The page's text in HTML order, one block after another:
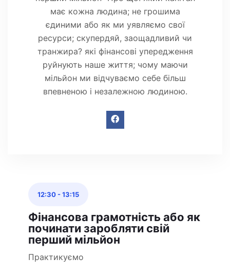
має кожна людина; не грошима
єдиними або як ми уявляємо свої
ресурси; скупердяй, заощадливий чи
транжира? які фінансові упередження
руйнують наше життя; чому маючи
мільйон ми відчуваємо себе більш
впевненою і незалежною людиною.
12:30 -13:15
Фінансова грамотність або як
починати заробляти свій
перший мільйон
Практикуємо